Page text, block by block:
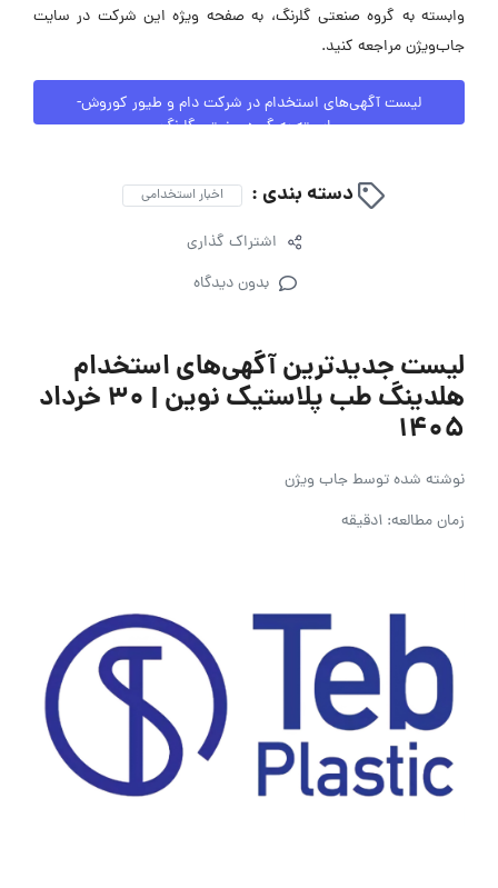
وابسته به گروه صنعتی گلرنگ، به صفحه ویژه این شرکت در سایت
جاب‌ویژن مراجعه کنید.
لیست آگهی‌های استخدام در شرکت دام و طیور کوروش-
وابسته به گروه صنعتی گلرنگ
دسته بندی : اخبار استخدامی
اشتراک گذاری
بدون دیدگاه
لیست جدیدترین آگهی‌های استخدام
هلدینگ طب پلاستیک نوین | ۳۰ خرداد
۱۴۰۵
نوشته شده توسطجاب ویژن
زمان مطالعه: 1دقیقه